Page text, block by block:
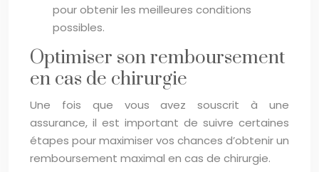
pour obtenir les meilleures conditions
possibles.
Optimiser son remboursement
en cas de chirurgie
Une fois que vous avez souscrit à une
assurance, il est important de suivre certaines
étapes pour maximiser vos chances d’obtenir un
remboursement maximal en cas de chirurgie.